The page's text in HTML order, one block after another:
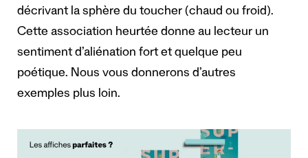
décrivant la sphère du toucher (chaud ou froid).
Cette association heurtée donne au lecteur un
sentiment d’aliénation fort et quelque peu
poétique. Nous vous donnerons d’autres
exemples plus loin.